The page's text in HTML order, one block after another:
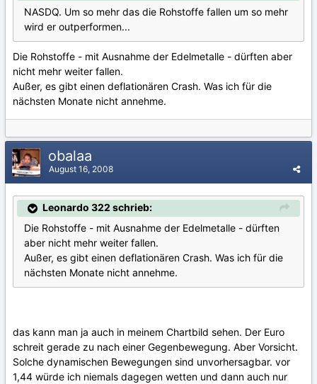
NASDQ. Um so mehr das die Rohstoffe fallen um so mehr
wird er outperformen...
Die Rohstoffe - mit Ausnahme der Edelmetalle - dürften aber
nicht mehr weiter fallen.
Außer, es gibt einen deflationären Crash. Was ich für die
nächsten Monate nicht annehme.
obalaa
August 16, 2008
Leonardo 322 schrieb:
Die Rohstoffe - mit Ausnahme der Edelmetalle - dürften
aber nicht mehr weiter fallen.
Außer, es gibt einen deflationären Crash. Was ich für die
nächsten Monate nicht annehme.
das kann man ja auch in meinem Chartbild sehen. Der Euro
schreit gerade zu nach einer Gegenbewegung. Aber Vorsicht.
Solche dynamischen Bewegungen sind unvorhersagbar. vor
1,44 würde ich niemals dagegen wetten und dann auch nur